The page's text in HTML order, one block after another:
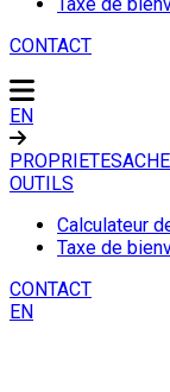
CONTACT
EN
PROPRIETES
OUTILS
Calculateur
Taxe de
CONTACT
EN